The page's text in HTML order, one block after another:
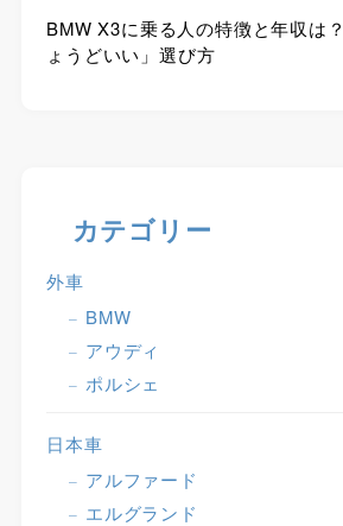
BMW X3に乗る人の特徴と年収は
ょうどいい」選び方
カテゴリー
外車
BMW
アウディ
ポルシェ
日本車
アルファード
エルグランド